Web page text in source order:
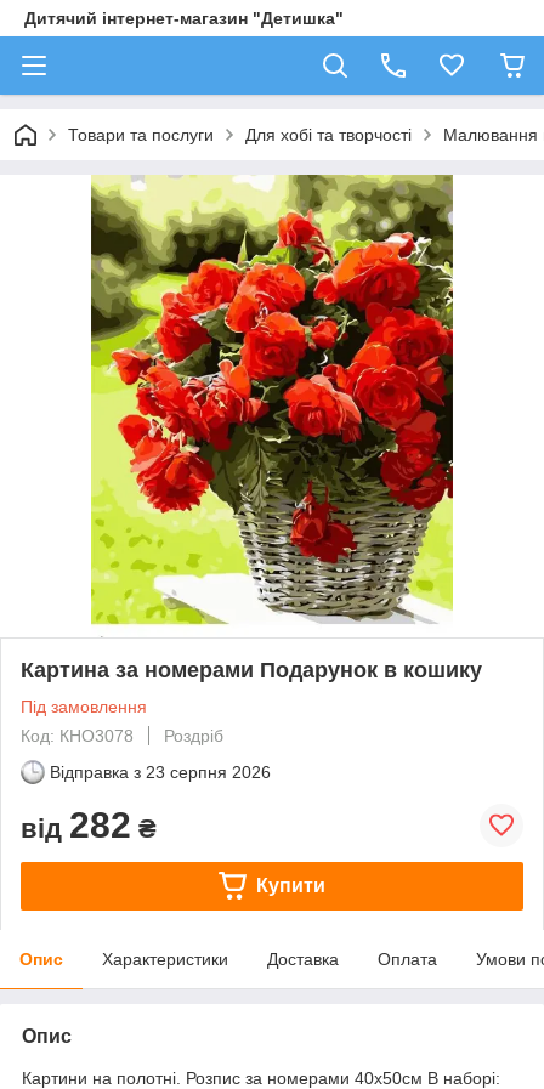
Дитячий інтернет-магазин "Детишка"
Товари та послуги Для хобі та творчості Малювання
Картина за номерами Подарунок в кошику
Під замовлення
Код: КНО3078
Роздріб
Відправка з 23 серпня 2026
від 282 ₴
Купити
Опис Характеристики Доставка Оплата Умови
Опис
Картини на полотні. Розпис за номерами 40х50см В наборі: